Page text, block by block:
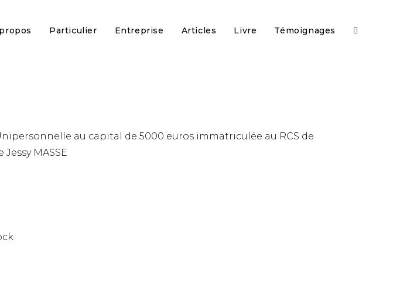
Particulier Entreprise Articles Livre Témoignages
au capital de 5000 euros immatriculée au RCS de
MASSE